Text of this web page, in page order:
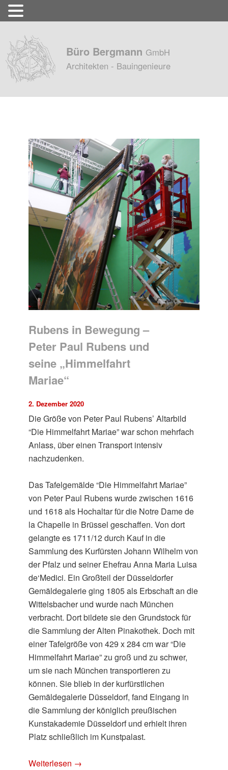
Büro Bergmann GmbH
Architekten - Bauingenieure
Rubens in Bewegung –
Peter Paul Rubens und
seine „Himmelfahrt
Mariae“
2. Dezember 2020
Die Größe von Peter Paul Rubens’ Altarbild
“Die Himmelfahrt Mariae” war schon mehrfach
Anlass, über einen Transport intensiv
nachzudenken.
Das Tafelgemälde “Die Himmelfahrt Mariae”
von Peter Paul Rubens wurde zwischen 1616
und 1618 als Hochaltar für die Notre Dame de
la Chapelle in Brüssel geschaffen. Von dort
gelangte es 1711/12 durch Kauf in die
Sammlung des Kurfürsten Johann Wilhelm von
der Pfalz und seiner Ehefrau Anna Maria Luisa
de‘Medici. Ein Großteil der Düsseldorfer
Gemäldegalerie ging 1805 als Erbschaft an die
Wittelsbacher und wurde nach München
verbracht. Dort bildete sie den Grundstock für
die Sammlung der Alten Pinakothek. Doch mit
einer Tafelgröße von 429 x 284 cm war “Die
Himmelfahrt Mariae” zu groß und zu schwer,
um sie nach München transportieren zu
können. Sie blieb in der kurfürstlichen
Gemäldegalerie Düsseldorf, fand Eingang in
die Sammlung der königlich preußischen
Kunstakademie Düsseldorf und erhielt ihren
Platz schließlich im Kunstpalast.
Weiterlesen →